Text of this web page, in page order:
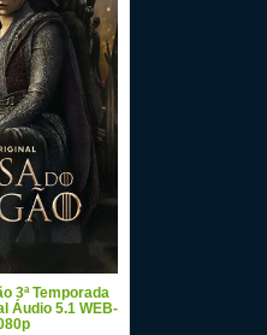
3ª Temporada
Áudio 5.1 WEB-